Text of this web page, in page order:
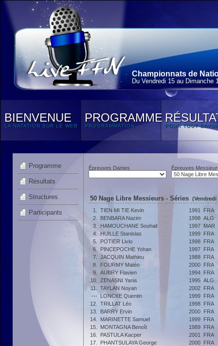
Championnats de
Du Vendredi 15 au Dimanche
BIENVENUE
LA NATATION SUR LE WEB
PROGRAMME
PROGRAMMATION POUR TOUT
Programme
Résultats
Structures
Participants
Épreuves Dames Épreuves
50 Nage Libre Messieurs - Séries (Vendredi
1.
TIEN MI TIE Kevin 1991
FRA
2.
BENBARA Nazim 1998 ALG
3.
HAMOUCHANE Souhail 1997 MAR
4.
HUILLE Stanislas 1999 FRA
5.
POTIER Livio 1998 FRA
6.
PINCEPOCHE Yohan 1997 FRA
7.
JACQUIN Mathieu 1988 FRA
8.
FOURMY Matéo 2000 FRA
9.
AUBRY Flavien 1994 FRA
10.
ZENASNI Yanis 1995 ALG
11.
TAYLAN Noyan 2002 FRA
--- LONCKE Quentin 1999 FRA
12.
TRILLAT Léo 1998 FRA
13.
BARRY Ervin 2000 FRA
14.
MARINETTE Samuel 1999 FRA
15.
MONTAGNA Benoît 1989 FRA
16.
PASTULA Kacper 2001
FRA
17.
PHANTSULAYA George 2000 FRA